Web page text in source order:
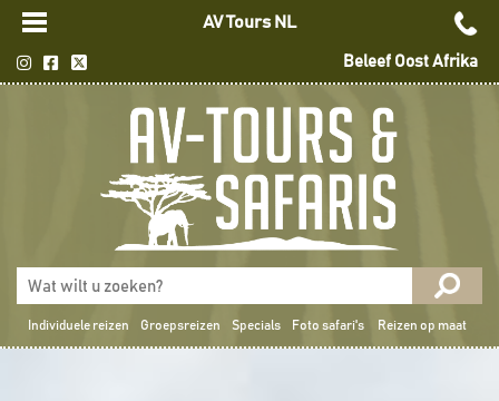
AV Tours NL
Beleef Oost Afrika
Individuele reizen Groepsreizen Specials Foto safari's Reizen op maat